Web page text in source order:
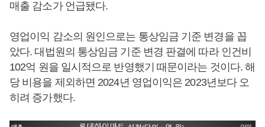
매출 감소가 언급됐다.
영업이익 감소의 원인으로는 통상임금 기준 변경을 꼽
았다. 대법원의 통상임금 기준 변경 판결에 따라 인건비
102억 원을 일시적으로 반영했기 때문이라는 것이다. 해
당 비용을 제외하면 2024년 영업이익은 2023년보다 오
히려 증가했다.